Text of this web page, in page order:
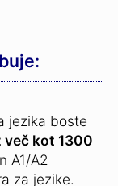
jezika boste
kot 1300
A1/A2
za jezike.